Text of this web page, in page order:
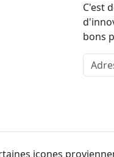
C'est
bons
icones